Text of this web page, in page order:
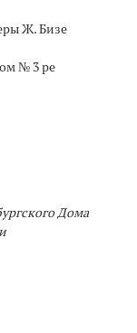
Ж. Бизе
№ 3 ре
Дома